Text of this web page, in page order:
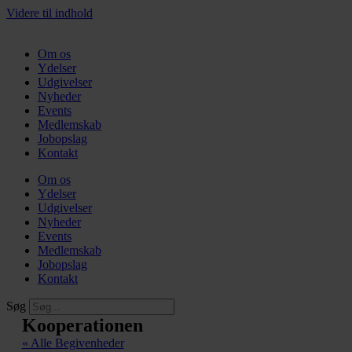
Videre til indhold
Om os
Ydelser
Udgivelser
Nyheder
Events
Medlemskab
Jobopslag
Kontakt
Om os
Ydelser
Udgivelser
Nyheder
Events
Medlemskab
Jobopslag
Kontakt
Søg
Kooperationen
« Alle Begivenheder